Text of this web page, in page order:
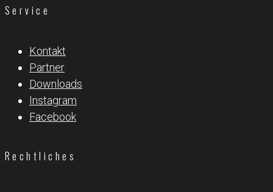
Service
Kontakt
Partner
Downloads
Instagram
Facebook
Rechtliches